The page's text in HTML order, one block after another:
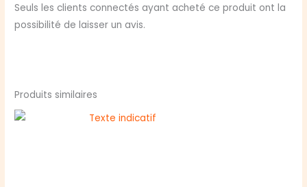
Seuls les clients connectés ayant acheté ce produit ont la
possibilité de laisser un avis.
Produits similaires